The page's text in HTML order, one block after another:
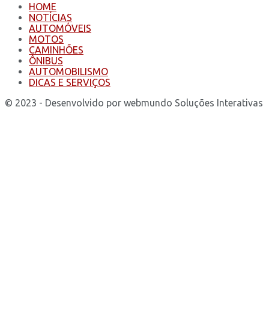
HOME
NOTÍCIAS
AUTOMÓVEIS
MOTOS
CAMINHÕES
ÔNIBUS
AUTOMOBILISMO
DICAS E SERVIÇOS
© 2023 - Desenvolvido por webmundo Soluções Interativas